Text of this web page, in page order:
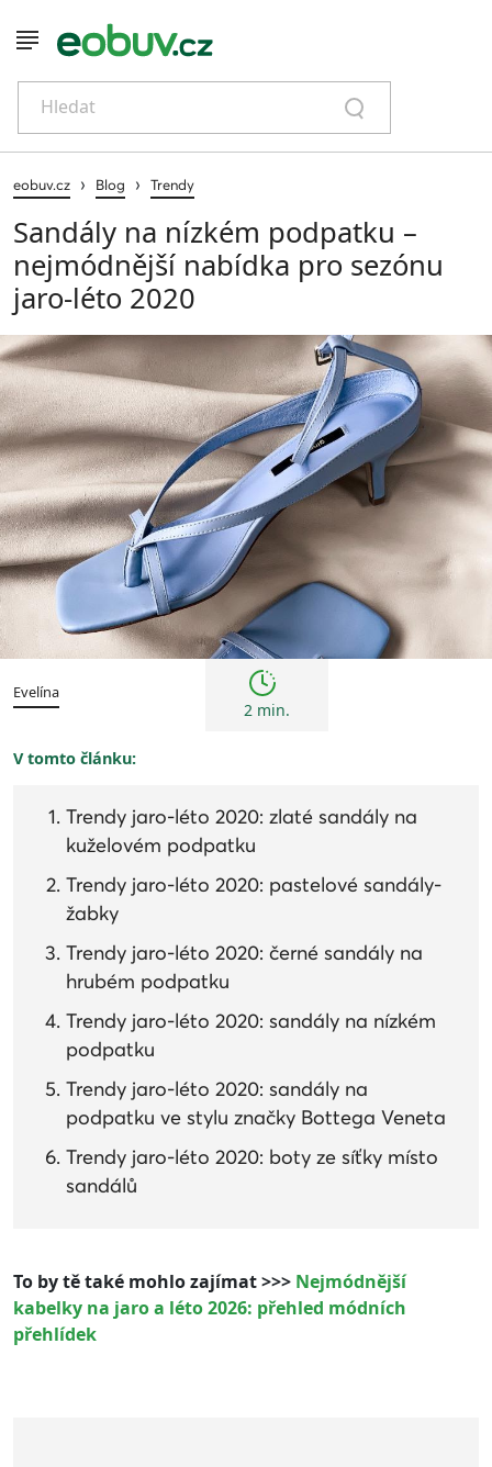
Hledat
eobuv.cz › Blog › Trendy
Sandály na nízkém podpatku –
nejmódnější nabídka pro sezónu
jaro-léto 2020
Evelína
2 min.
V tomto článku:
Trendy jaro-léto 2020: zlaté sandály na
kuželovém podpatku
Trendy jaro-léto 2020: pastelové sandály-
žabky
Trendy jaro-léto 2020: černé sandály na
hrubém podpatku
Trendy jaro-léto 2020: sandály na nízkém
podpatku
Trendy jaro-léto 2020: sandály na
podpatku ve stylu značky Bottega Veneta
Trendy jaro-léto 2020: boty ze síťky místo
sandálů
To by tě také mohlo zajímat >>> Nejmódnější
kabelky na jaro a léto 2026: přehled módních
přehlídek